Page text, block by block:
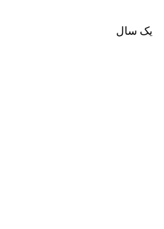
یک سال